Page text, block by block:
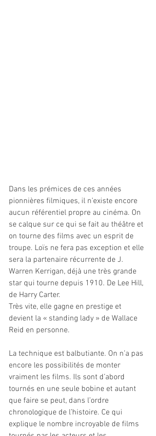
Dans les prémices de ces années
pionnières filmiques, il n’existe encore
aucun référentiel propre au cinéma. On
se calque sur ce qui se fait au théâtre et
on tourne des films avec un esprit de
troupe. Loïs ne fera pas exception et elle
sera la partenaire récurrente de J.
Warren Kerrigan, déjà une très grande
star qui tourne depuis 1910. De Lee Hill,
de Harry Carter.
Très vite, elle gagne en prestige et
devient la « standing lady » de Wallace
Reid en personne.
La technique est balbutiante. On n’a pas
encore les possibilités de monter
vraiment les films. Ils sont d’abord
tournés en une seule bobine et autant
que faire se peut, dans l’ordre
chronologique de l’histoire. Ce qui
explique le nombre incroyable de films